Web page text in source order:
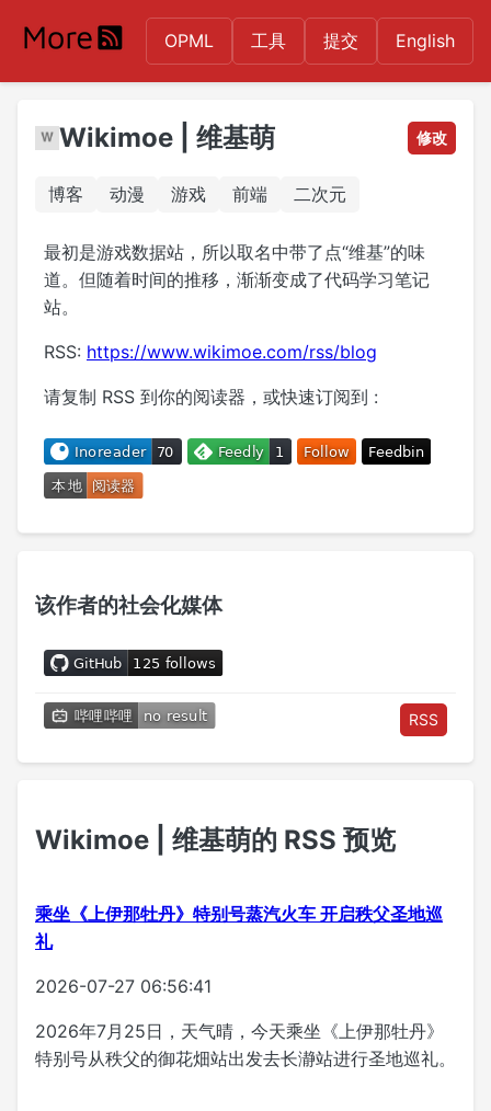
OPML 工具 提交 English
Wikimoe | 维基萌 修改
博客 动漫 游戏 前端 二次元
最初是游戏数据站，所以取名中带了点“维基”的味
道。但随着时间的推移，渐渐变成了代码学习笔记
站。
RSS: https://www.wikimoe.com/rss/blog
请复制 RSS 到你的阅读器，或快速订阅到 :
Wikimoe | 维基萌的 RSS 预览
乘坐《上伊那牡丹》特别号蒸汽火车 开启秩父圣地巡
礼
2026-07-27 06:56:41
2026年7月25日，天气晴，今天乘坐《上伊那牡丹》
特别号从秩父的御花畑站出发去长瀞站进行圣地巡礼。
该作者的社会化媒体
RSS